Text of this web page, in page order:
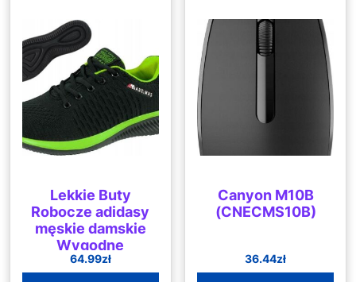
Lekkie Buty
Robocze adidasy
męskie damskie
Wygodne
64.99zł
Canyon M10B
(CNECMS10B)
36.44zł